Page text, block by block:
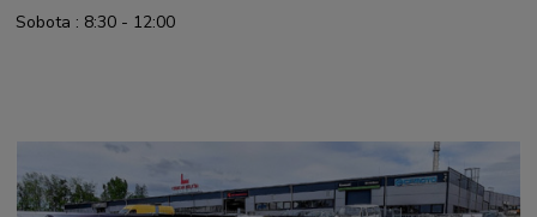
Sobota : 8:30 - 12:00